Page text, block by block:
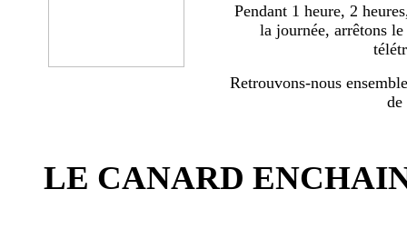
Pendant 1 heure, 2
la journée, arrêtons
Retrouvons-nous
de
LE CANARD